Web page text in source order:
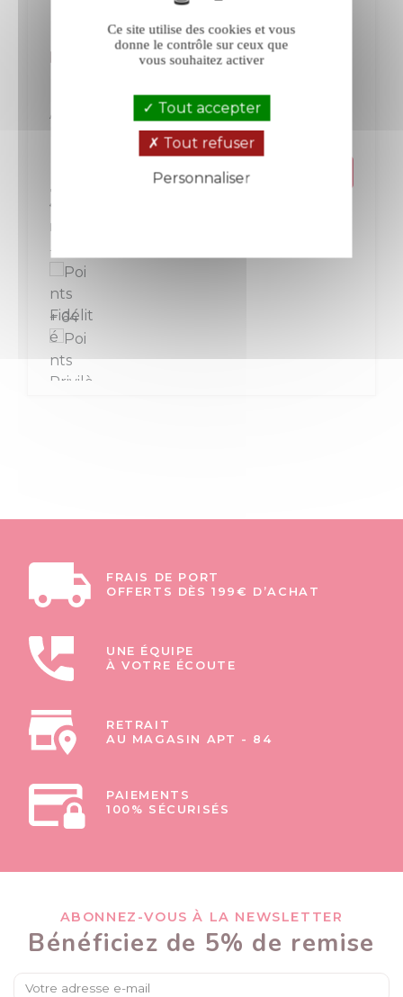
La Borde Terre du Lias blanc 2024
Arbois-Pupillin
Jura-Savoie
Prix
32,00 €
La bouteille de 75 cl
+ 32
+ 64
FRAIS DE PORT
OFFERTS DÈS 199€ D’ACHAT
UNE ÉQUIPE
À VOTRE ÉCOUTE
RETRAIT
AU MAGASIN APT - 84
PAIEMENTS
100% SÉCURISÉS
ABONNEZ-VOUS À LA NEWSLETTER
Bénéficiez de 5% de remise
Ce site utilise des cookies et vous
donne le contrôle sur ceux que
vous souhaitez activer
Tout accepter
Tout refuser
Personnaliser